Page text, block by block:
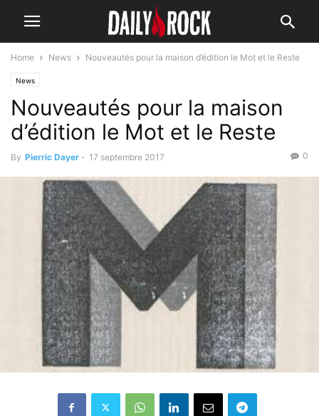
Home News Nouveautés pour la maison d’édition le Mot et le Reste
News
Nouveautés pour la maison
d’édition le Mot et le Reste
By Pierric Dayer - 17 septembre 2017 0